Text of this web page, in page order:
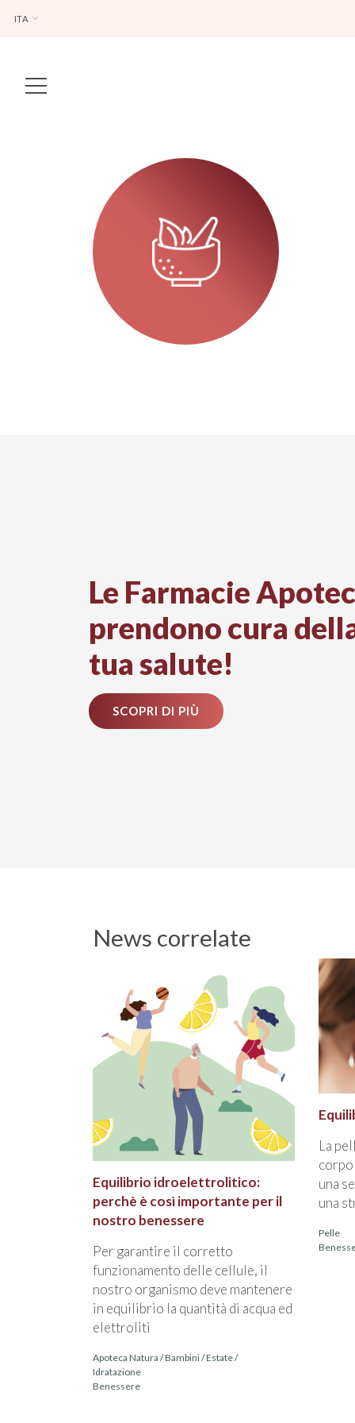
ITA
Main Navigation
Le Farmacie
prendono cura
tua salute!
SCOPRI DI PIÙ
News correlate
Equilibrio idroelettrolitico:
perchè è così importante per il
nostro benessere
Per garantire il corretto
funzionamento delle cellule, il
nostro organismo deve mantenere
in equilibrio la quantità di acqua ed
elettroliti
Apoteca Natura /Bambini/Estate/
Idratazione
Benessere
La
una
una
Pelle